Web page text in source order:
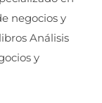
negocios y
Análisis
y